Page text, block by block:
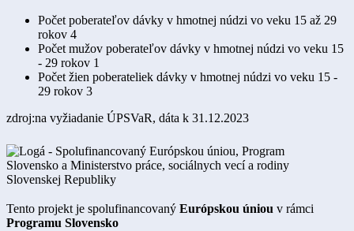
Počet poberateľov dávky v hmotnej núdzi vo veku 15 až 29
rokov 4
Počet mužov poberateľov dávky v hmotnej núdzi vo veku 15
- 29 rokov 1
Počet žien poberateliek dávky v hmotnej núdzi vo veku 15 -
29 rokov 3
zdroj:na vyžiadanie ÚPSVaR, dáta k 31.12.2023
Tento projekt je spolufinancovaný Európskou úniou v rámci
Programu Slovensko